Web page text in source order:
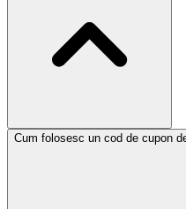
Cum folosesc un cod de cupon